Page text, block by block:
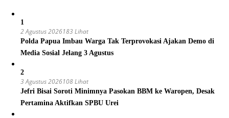
1
2 Agustus 2026183 Lihat
Polda Papua Imbau Warga Tak Terprovokasi Ajakan Demo di
Media Sosial Jelang 3 Agustus
2
3 Agustus 2026108 Lihat
Jefri Bisai Soroti Minimnya Pasokan BBM ke Waropen, Desak
Pertamina Aktifkan SPBU Urei